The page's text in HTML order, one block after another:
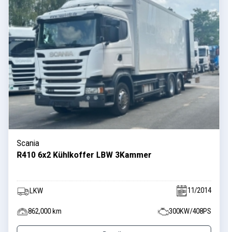
Scania
R410 6x2 Kühlkoffer LBW 3Kammer
LKW 11/2014
862,000 km 300KW/408PS